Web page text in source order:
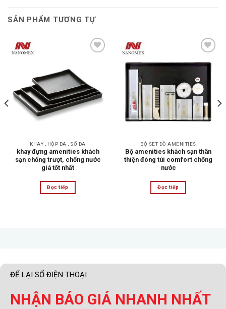
SẢN PHẨM TƯƠNG TỰ
wishlist
KHAY , HỘP DA , SỔ DA
khay đựng amenities khách
sạn chống trượt, chống nước
giá tốt nhất
Đọc tiếp
Add to
wishlist
BỘ SET ĐỒ AMENITIES
Bộ amenities khách sạn thân
thiện đóng túi comfort chống
nước
Đọc tiếp
ĐỂ LẠI SỐ ĐIỆN THOẠI
NHẬN BÁO GIÁ NHANH NHẤT